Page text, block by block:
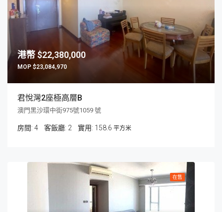
$22,380,000
$23,084,970
君悅灣2座極高層B
澳門黑沙環中街975號1059 號
房間: 4 客飯廳: 2 158.6 平方米
在售